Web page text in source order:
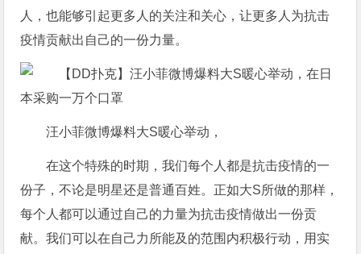
人，也能够引起更多人的关注和关心，让更多人为抗击
疫情贡献出自己的一份力量。
汪小菲微博爆料大S暖心举动，
在这个特殊的时期，我们每个人都是抗击疫情的一
份子，不论是明星还是普通百姓。正如大S所做的那样，
每个人都可以通过自己的力量为抗击疫情做出一份贡
献。我们可以在自己力所能及的范围内积极行动，用实